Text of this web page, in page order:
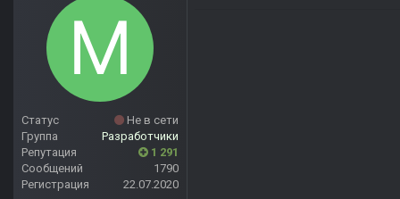
Статус
Не в сети
Группа
Разработчики
Репутация
1 291
Сообщений
1790
Регистрация
22.07.2020